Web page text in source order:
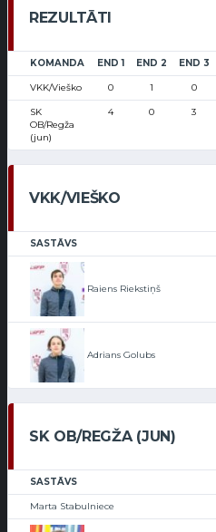
REZULTĀTI
KOMANDA END 1 END 2 END 3
VKK/Vieško 0 1 0
SK
OB/Regža
(jun)
4 0 3
VKK/VIEŠKO
SASTĀVS
Raiens Riekstiņš
Adrians Golubs
SK OB/REGŽA (JUN)
SASTĀVS
Marta Stabulniece